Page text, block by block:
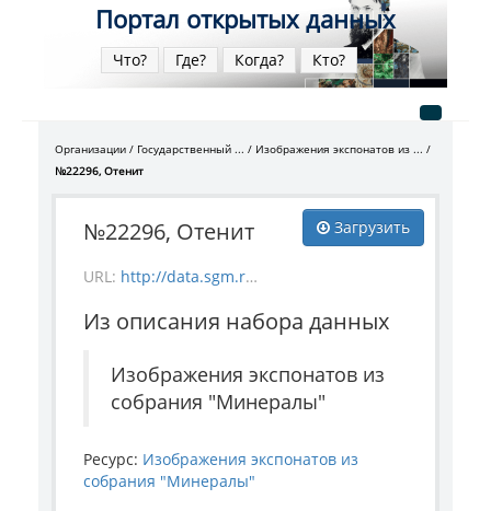
Портал открытых данных
Что? Где? Когда? Кто?
Организации Государственный ...
Изображения экспонатов из ...
№22296, Отенит
Загрузить
№22296, Отенит
URL: http://data.sgm.ru/dataset/17744eed-27fa-4a9a-bc72-4e657fa570af/resource/5b790ccd-5d6f-4cde-b123-215b98262da3/download/mineral_22296.jpg
Из описания набора данных
Изображения экспонатов из
собрания "Минералы"
Ресурс: Изображения экспонатов из
собрания "Минералы"